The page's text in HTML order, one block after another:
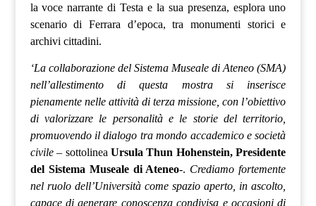
la voce narrante di Testa e la sua presenza, esplora uno
scenario di Ferrara d’epoca, tra monumenti storici e
archivi cittadini.
‘La collaborazione del Sistema Museale di Ateneo (SMA)
nell’allestimento di questa mostra si inserisce
pienamente nelle attività di terza missione, con l’obiettivo
di valorizzare le personalità e le storie del territorio,
promuovendo il dialogo tra mondo accademico e società
civile– sottolinea Ursula Thun Hohenstein, Presidente
del Sistema Museale di Ateneo-. Crediamo fortemente
nel ruolo dell’Università come spazio aperto, in ascolto,
capace di generare conoscenza condivisa e occasioni di